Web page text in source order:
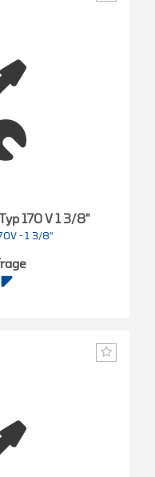
170 V 1 3/8"
- 1 3/8"